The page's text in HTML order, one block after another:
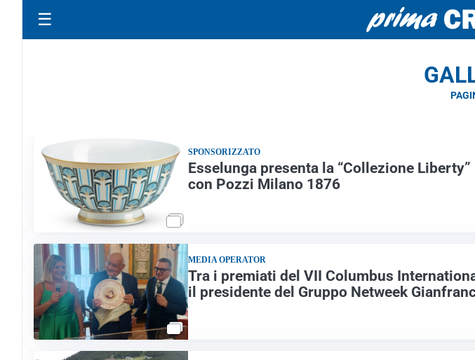
☰
SPONSORIZZATO
Esselunga presenta la “Collezione
con Pozzi Milano 1876
MEDIA OPERATOR
Tra i premiati del VII Columbus
il presidente del Gruppo Netweek